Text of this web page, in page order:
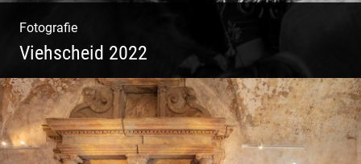
Fotografie
Viehscheid 2022